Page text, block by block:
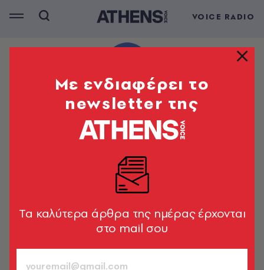
VOICE RADIO
Mε ενδιαφέρει το
newsletter της
Tα καλύτερα άρθρα της ημέρας έρχονται
στο mail σου